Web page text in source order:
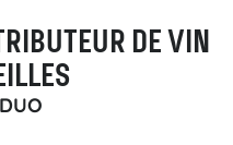
DE VIN